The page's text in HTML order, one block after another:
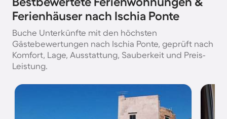
Ferienhäuser nach Ischia Ponte
Buche Unterkünfte mit den höchsten
Gästebewertungen nach Ischia Ponte, geprüft nach
Komfort, Lage, Ausstattung, Sauberkeit und Preis-
Leistung.